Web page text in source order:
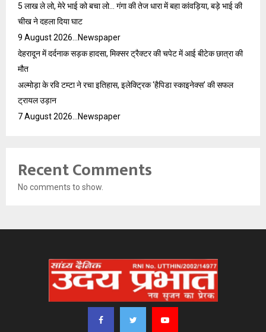
5 लाख ले लो, मेरे भाई को बचा लो… गंगा की तेज धारा में बहा कांवड़िया, बड़े भाई की
चीख ने दहला दिया घाट
9 August 2026…Newspaper
देहरादून में दर्दनाक सड़क हादसा, मिक्सर ट्रैक्टर की चपेट में आई बीटेक छात्रा की
मौत
अल्मोड़ा के रवि टम्टा ने रचा इतिहास, इलेक्ट्रिक ‘हैपिडा स्काइनेक्स’ की सफल
ट्रायल उड़ान
7 August 2026…Newspaper
Recent Comments
No comments to show.